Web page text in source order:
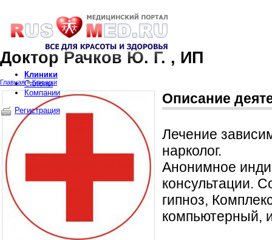
Доктор Рачков Ю. Г. , ИП
Главная»Клиники
Описание
Лечение
нарколог.
Анонимное
консультации.
гипноз,
компьютерный,
Клиники
Салоны
Компании
Регистрация